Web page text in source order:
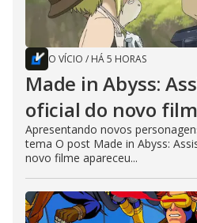
O VÍCIO / HÁ 5 HORAS
Made in Abyss:
oficial do novo
Apresentando novos
tema O post Made in Abyss:
novo filme apareceu...